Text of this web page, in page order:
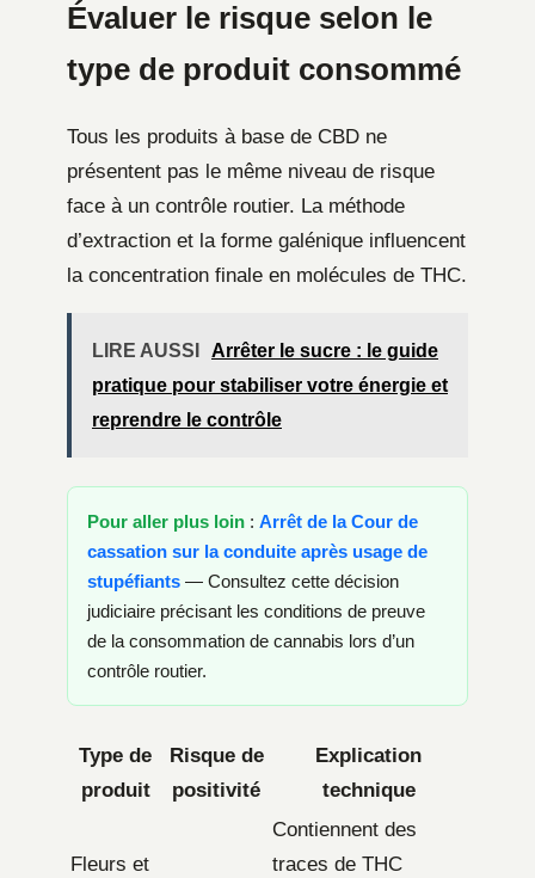
Évaluer le risque selon le
type de produit consommé
Tous les produits à base de CBD ne
présentent pas le même niveau de risque
face à un contrôle routier. La méthode
d’extraction et la forme galénique influencent
la concentration finale en molécules de THC.
LIRE AUSSI
Arrêter le sucre : le guide
pratique pour stabiliser votre énergie et
reprendre le contrôle
Pour aller plus loin : Arrêt de la Cour de
cassation sur la conduite après usage de
stupéfiants — Consultez cette décision
judiciaire précisant les conditions de preuve
de la consommation de cannabis lors d’un
contrôle routier.
Type de
produit
Risque de
positivité
Explication
technique
Fleurs et
Contiennent des
traces de THC